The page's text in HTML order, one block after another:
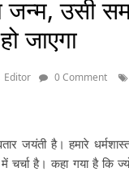
जन्म, उसी
जाएगा
Editor 0 Comment
जयंती है। हमारे
है। कहा गया है कि